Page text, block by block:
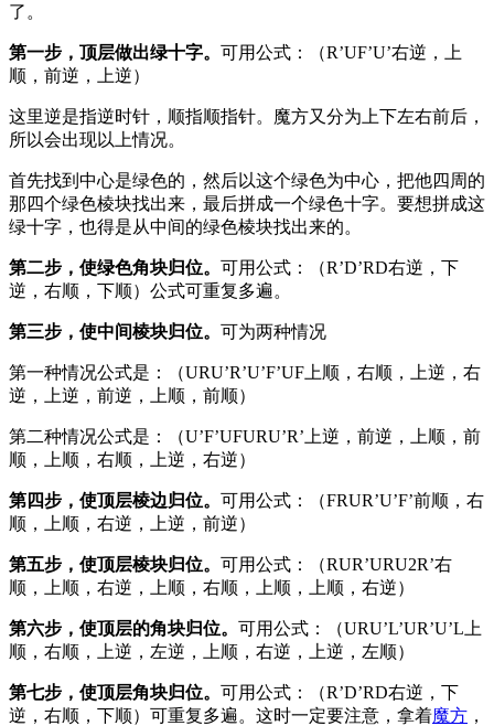
了。
第一步， 顶层做出绿十字。 可用公式：（R’UF’U’右逆，上
顺，前逆，上逆）
这里逆是指逆时针，顺指顺指针。魔方又分为上下左右前后，
所以会出现以上情况。
首先找到中心是绿色的，然后以这个绿色为中心，把他四周的
那四个绿色棱块找出来，最后拼成一个绿色十字。要想拼成这
绿十字，也得是从中间的绿色棱块找出来的。
第二步， 使绿色角块归位。 可用公式：（R’D’RD右逆，下
逆，右顺，下顺）公式可重复多遍。
第三步， 使中间棱块归位。 可为两种情况
第一种情况公式是：（URU’R’U’F’UF上顺，右顺，上逆，右
逆，上逆，前逆，上顺，前顺）
第二种情况公式是：（U’F’UFURU’R’上逆，前逆，上顺，前
顺，上顺，右顺，上逆，右逆）
第四步， 使顶层棱边归位。 可用公式：（FRUR’U’F’前顺，右
顺，上顺，右逆，上逆，前逆）
第五步， 使顶层棱块归位。 可用公式：（RUR’URU2R’右
顺，上顺，右逆，上顺，右顺，上顺，上顺，右逆）
第六步， 使顶层的角块归位。 可用公式：（URU’L’UR’U’L上
顺，右顺，上逆，左逆，上顺，右逆，上逆，左顺）
第七步， 使顶层角块归位。 可用公式：（R’D’RD右逆，下
逆，右顺，下顺）可重复多遍。这时一定要注意，拿着魔方 ，